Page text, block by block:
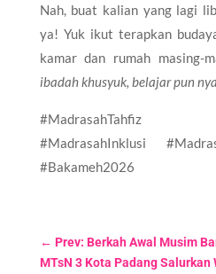
Nah, buat kalian yang lagi
ya! Yuk ikut terapkan
kamar dan rumah masing-
ibadah khusyuk, belajar pun
#MadrasahTahfiz
#MadrasahInklusi
#Bakameh2026
← Prev: Berkah Awal Musim
MTsN 3 Kota Padang Salurkan